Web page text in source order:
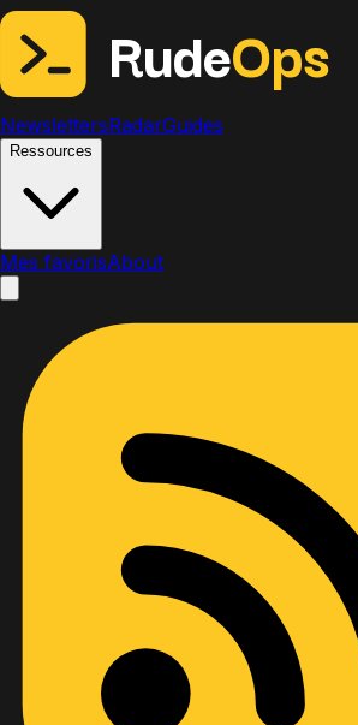
RudeOps
NewslettersRadarGuides
Ressources
Mes favorisAbout